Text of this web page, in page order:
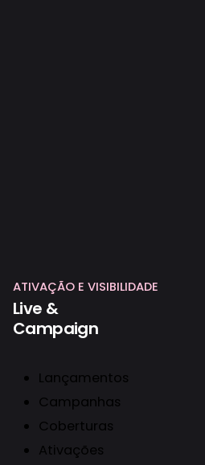
ATIVAÇÃO E VISIBILIDADE
Live &
Campaign
Lançamentos
Campanhas
Coberturas
Ativações